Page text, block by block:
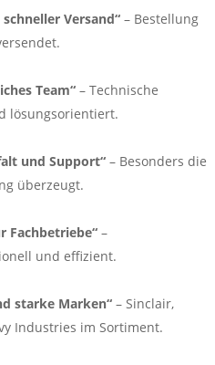
Versand“ – Bestellung
Team“ – Technische
lösungsorientiert.
und Support“ – Besonders die
überzeugt.
Fachbetriebe“ –
und effizient.
starke Marken“ – Sinclair,
Industries im Sortiment.